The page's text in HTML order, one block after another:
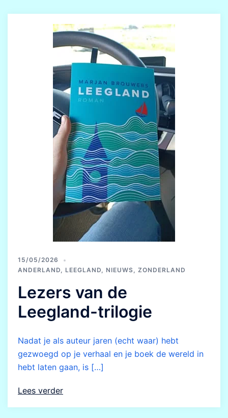
15/05/2026
ANDERLAND, LEEGLAND, NIEUWS, ZONDERLAND
Lezers van de
Leegland-trilogie
Nadat je als auteur jaren (echt waar) hebt
gezwoegd op je verhaal en je boek de wereld in
hebt laten gaan, is […]
Lees verder